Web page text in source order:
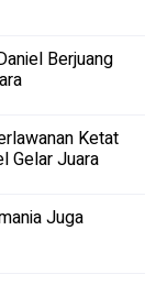
Berjuang
Ketat
Gelar Juara
Juga